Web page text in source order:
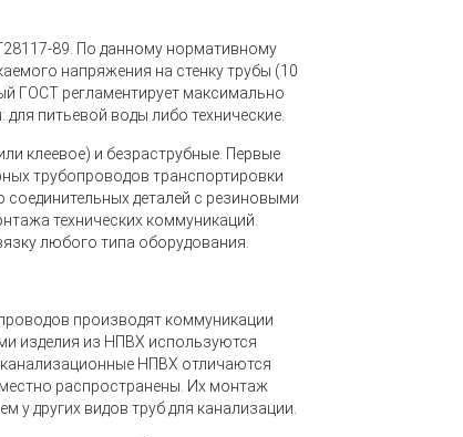
89. По данному нормативному
напряжения на стенку трубы (10
ГОСТ регламентирует максимально
питьевой воды либо технические.
клеевое) и безраструбные. Первые
трубопроводов транспортировки
деталей с резиновыми
технических коммуникаций.
любого типа оборудования.
производят коммуникации
изделия из НПВХ используются
НПВХ отличаются
распространены. Их монтаж
у других видов труб для канализации